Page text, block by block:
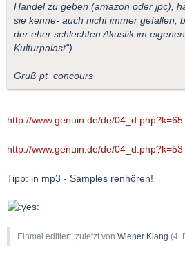
Handel zu geben (amazon oder jpc),
sie kenne- auch nicht immer gefallen,
der eher schlechten Akustik im
Kulturpalast").
Gruß pt_concours
http://www.genuin.de/de/04_d.php?k=65
http://www.genuin.de/de/04_d.php?k=53
Tipp: in mp3 - Samples renhören!
Einmal editiert, zuletzt von Wiener Klang (4.